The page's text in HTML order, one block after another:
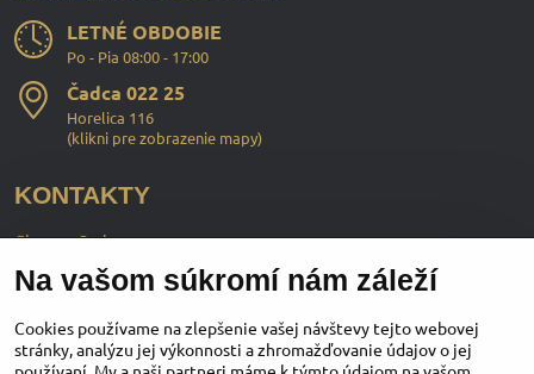
LETNÉ OBDOBIE
Po - Pia 08:00 - 17:00
Čadca 022 25
Horelica 116
(klikni pre zobrazenie mapy)
KONTAKTY
ChopperStyle s.r.o.
Ing. Martin Murčo
+421 911 364 555
Na vašom súkromí nám záleží
Cookies používame na zlepšenie vašej návštevy tejto webovej
stránky, analýzu jej výkonnosti a zhromažďovanie údajov o jej